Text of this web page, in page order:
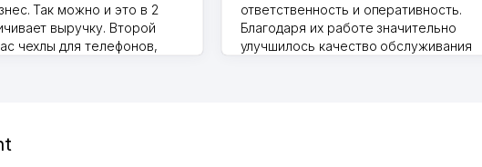
Так можно и это в 2
выручку. Второй
чехлы для телефонов,
ответственность и оперативность.
Благодаря их работе значительно
улучшилось качество обслуживания